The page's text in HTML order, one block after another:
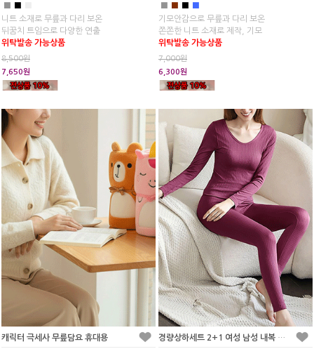
■
니트 소재로 무릎과 다리 보온
뒤꿈치 트임으로 다양한 연출
위탁발송 가능상품
8,500원
7,650원
■ ■ ■
기모안감으로 무릎과 다리 보온
쫀쫀한 니트 소재로 제작, 기모
위탁발송 가능상품
7,000원
6,300원
캐릭터 극세사 무릎담요 휴대용 경량상하세트 2+1 여성 남성 내복 내의